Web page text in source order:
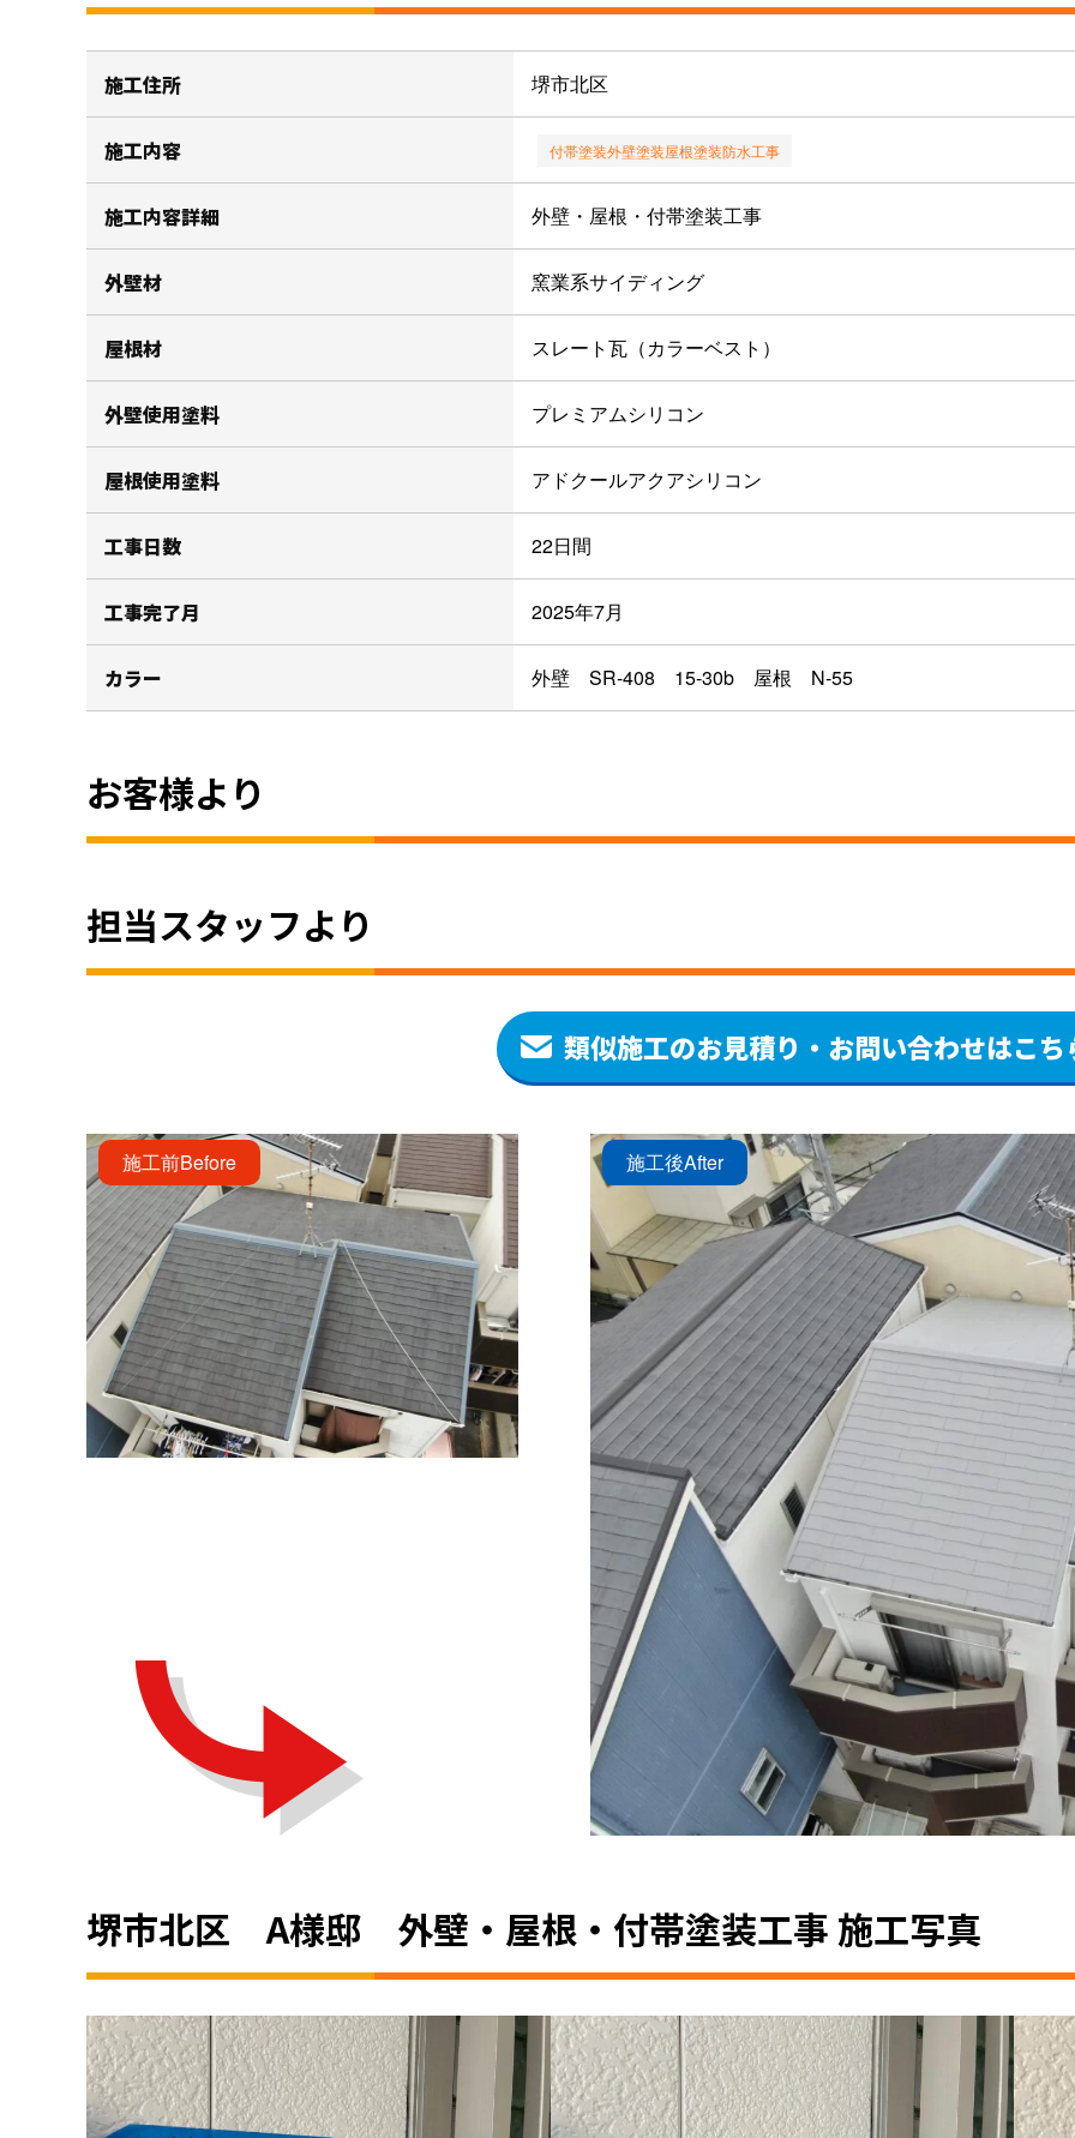
施工住所 堺市北区
施工内容 付帯塗装外壁塗装屋根塗装防水工事
施工内容詳細 外壁・屋根・付帯塗装工事
外壁材 窯業系サイディング
屋根材 スレート瓦（カラーベスト）
外壁使用塗料 プレミアムシリコン
屋根使用塗料 アドクールアクアシリコン
工事日数 22日間
工事完了月 2025年7月
カラー 外壁 SR-408 15-30b 屋根 N-55
お客様より
担当スタッフより
類似施工のお見積り・ お問い合わせはこち
施工前Before 施工後After
堺市北区 A様邸 外壁・屋根・付帯塗装工事 施工写真